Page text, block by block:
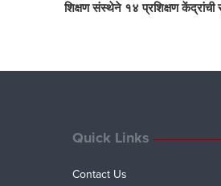
शिक्षण संस्‍थेने १४ प्रशिक्षण केंद्रांची
Quick Links
Contact Us